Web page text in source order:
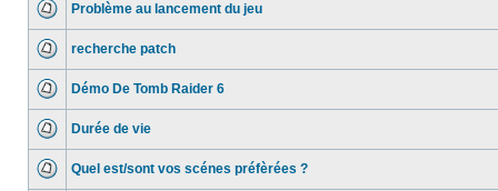
Problème au lancement du jeu
recherche patch
Démo De Tomb Raider 6
Durée de vie
Quel est/sont vos scénes préfèrées ?